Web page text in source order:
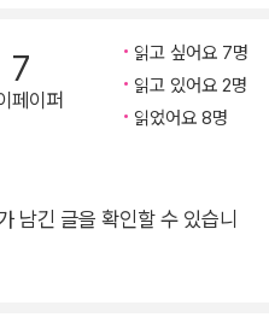
만큼 하이데거의 일생은 칸트
직 연구와 집필에만 몰두한 삶
다. 우리는 누구나
20세기 철학사에 큰 봉우리
학을 온전히 이해하려면 반
다. 반드시 넘어야 하는 고개이
7
페이퍼
읽고 싶어요 7명
읽고 있어요 2명
읽었어요 8명
남긴 글을 확인할 수 있습니